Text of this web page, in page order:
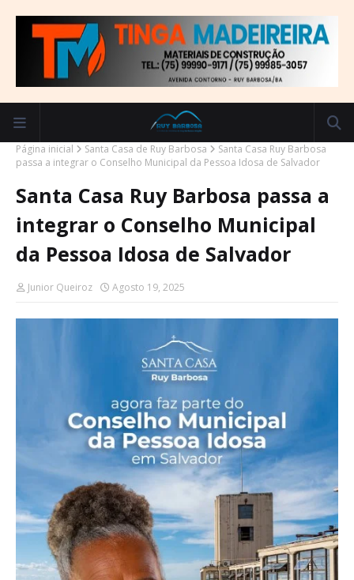
Página inicial Santa Casa de Ruy Barbosa
Santa Casa Ruy Barbosa
passa a integrar o Conselho Municipal da Pessoa Idosa de Salvador
Santa Casa Ruy Barbosa passa a
integrar o Conselho Municipal
da Pessoa Idosa de Salvador
Junior Queiroz Agosto 19, 2025